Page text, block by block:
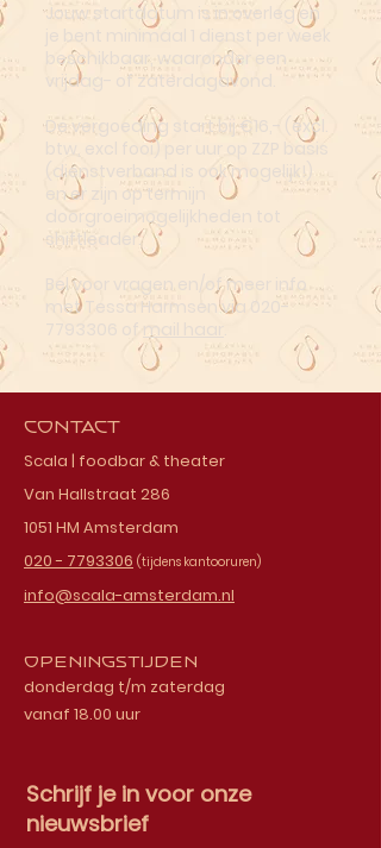
Jouw startdatum is in overleg en
je bent minimaal 1 dienst per week
beschikbaar, waaronder een
vrijdag- of zaterdagavond.
De vergoeding start bij €16,- (excl.
btw, excl fooi) per uur op ZZP basis
(dienstverband is ook mogelijk!)
en er zijn op termijn
doorgroeimogelijkheden tot
shiftleader.
Bel voor vragen en/of meer info
met Tessa Harmsen via
020-
7793306
mail haar
Contact
Scala | foodbar & theater
Van Hallstraat 286
1051 HM Amsterdam
020 - 7793306 (tijdens kantooruren)
info@scala-amsterdam.nl
Openingstijden
donderdag t/m zaterdag
vanaf 18.00 uur
Schrijf je in voor onze
nieuwsbrief